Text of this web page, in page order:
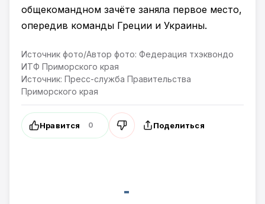
общекомандном зачёте заняла первое место,
опередив команды Греции и Украины.
Источник фото/Автор фото: Федерация тхэквондо
ИТФ Приморского края
Источник: Пресс-служба Правительства
Приморского края
Нравится 0 Поделиться